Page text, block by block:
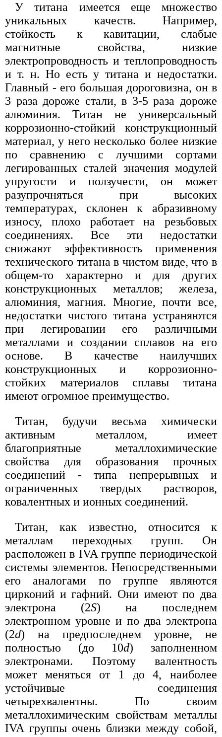
У титана имеется еще множество
уникальных качеств. Например,
стойкость к кавитации, слабые
магнитные свойства, низкие
электропроводность и теплопроводность
и т. н. Но есть у титана и недостатки.
Главный - его большая дороговизна, он в
3 раза дороже стали, в 3-5 раза дороже
алюминия. Титан не универсальный
коррозионно-стойкий конструкционный
материал, у него несколько более низкие
по сравнению с лучшими сортами
легированных сталей значения модулей
упругости и ползучести, он может
разупрочняться при высоких
температурах, склонен к абразивному
износу, плохо работает на резьбовых
соединениях. Все эти недостатки
снижают эффективность применения
технического титана в чистом виде, что в
общем-то характерно и для других
конструкционных металлов; железа,
алюминия, магния. Многие, почти все,
недостатки чистого титана устраняются
при легировании его различными
металлами и создании сплавов на его
основе. В качестве наилучших
конструкционных и коррозионно-
стойких материалов сплавы титана
имеют огромное преимущество.
Титан, будучи весьма химически
активным металлом, имеет
благоприятные металлохимические
свойства для образования прочных
соединений - типа непрерывных и
ограниченных твердых растворов,
ковалентных и ионных соединений.
Титан, как известно, относится к
металлам переходных групп. Он
расположен в IVA группе периодической
системы элементов. Непосредственными
его аналогами по группе являются
цирконий и гафний. Они имеют по два
электрона (2S) на последнем
электронном уровне и по два электрона
(2d) на предпоследнем уровне, не
полностью (до 10d) заполненном
электронами. Поэтому валентность
может меняться от 1 до 4, наиболее
устойчивые соединения
четырехвалентны. По своим
металлохимическим свойствам металлы
IVA группы очень близки между собой,